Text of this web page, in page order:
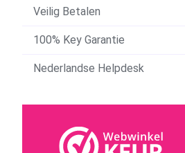
Veilig Betalen
100% Key Garantie
Nederlandse Helpdesk